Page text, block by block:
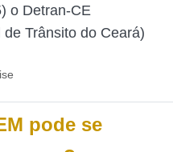
o Detran-CE
Trânsito do Ceará)
pode se